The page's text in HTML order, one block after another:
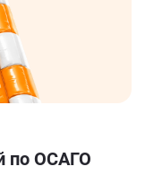
по ОСАГО